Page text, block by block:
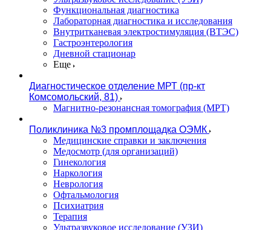
Функциональная диагностика
Лабораторная диагностика и исследования
Внутритканевая электростимуляция (ВТЭС)
Гастроэнтерология
Дневной стационар
Еще
Диагностическое отделение МРТ (пр-кт
Комсомольский, 81)
Магнитно-резонансная томография (МРТ)
Поликлиника №3 промплощадка ОЭМК
Медицинские справки и заключения
Медосмотр (для организаций)
Гинекология
Наркология
Неврология
Офтальмология
Психиатрия
Терапия
Ультразвуковое исследование (УЗИ)